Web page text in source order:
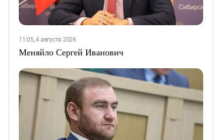
11:05, 4 августа 2026
Меняйло Сергей Иванович